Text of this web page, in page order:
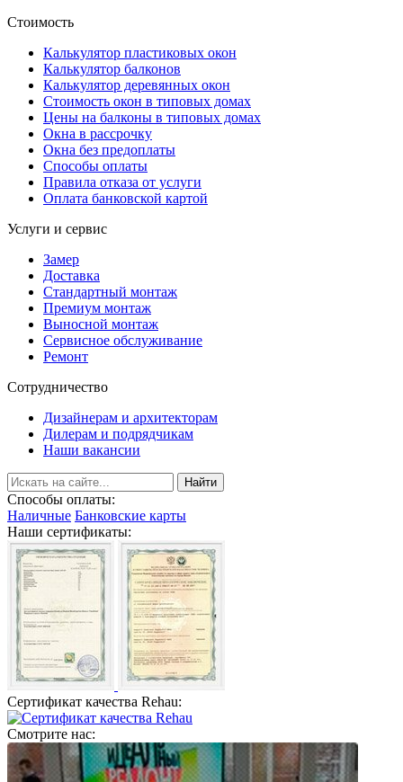
Стоимость
Калькулятор пластиковых окон
Калькулятор балконов
Калькулятор деревянных окон
Стоимость окон в типовых домах
Цены на балконы в типовых домах
Окна в рассрочку
Окна без предоплаты
Способы оплаты
Правила отказа от услуги
Оплата банковской картой
Услуги и сервис
Замер
Доставка
Стандартный монтаж
Премиум монтаж
Выносной монтаж
Сервисное обслуживание
Ремонт
Сотрудничество
Дизайнерам и архитекторам
Дилерам и подрядчикам
Наши вакансии
Найти
Способы оплаты:
Наличные Банковские карты
Наши сертификаты:
Сертификат качества Rehau:
Смотрите нас: